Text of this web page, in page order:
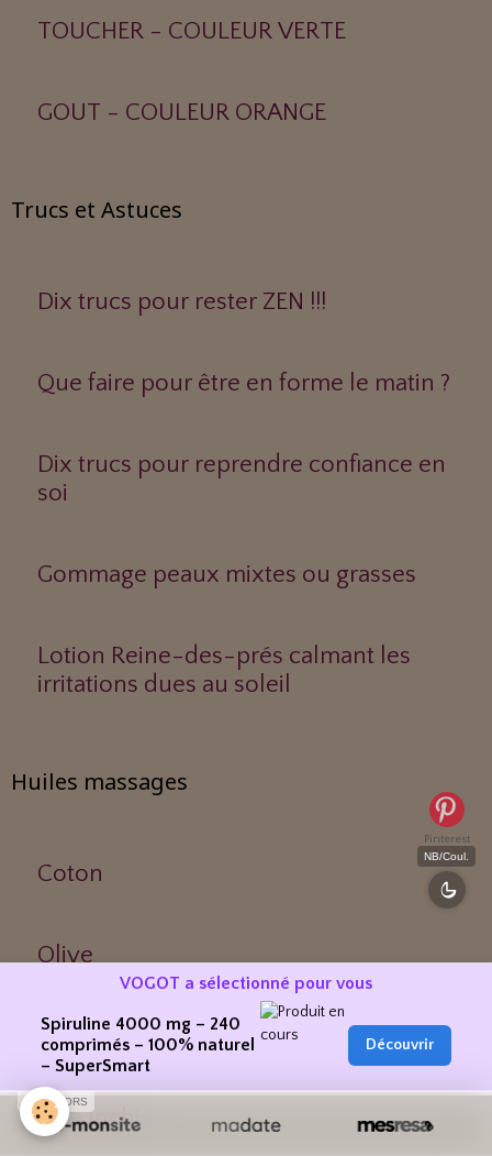
TOUCHER - COULEUR VERTE
GOUT - COULEUR ORANGE
Trucs et Astuces
Dix trucs pour rester ZEN !!!
Que faire pour être en forme le matin ?
Dix trucs pour reprendre confiance en
soi
Gommage peaux mixtes ou grasses
Lotion Reine-des-prés calmant les
irritations dues au soleil
Huiles massages
Coton
Olive
Raisin (pépins)
Inca Inchi
Pinterest
NB/Coul.
VOGOT a sélectionné pour vous
Spiruline 4000 mg – 240
comprimés – 100% naturel
– SuperSmart
Découvrir
SPONSORS